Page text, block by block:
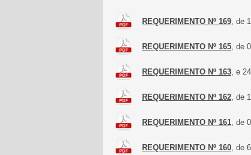
REQUERIMENTO Nº 169, de
REQUERIMENTO Nº 165, de
REQUERIMENTO Nº 163, e
REQUERIMENTO Nº 162, de
REQUERIMENTO Nº 161, de
REQUERIMENTO Nº 160, de